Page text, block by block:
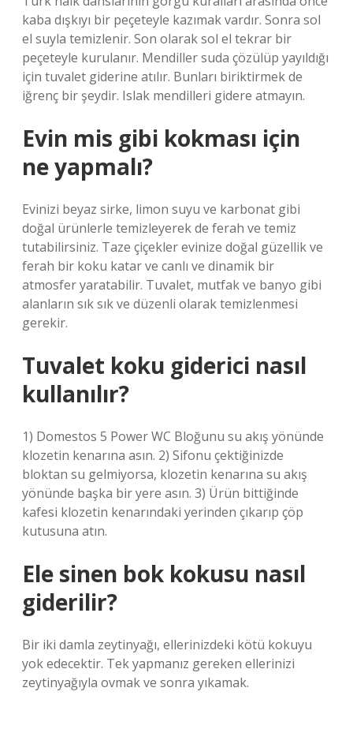
kaba dışkıyı bir peçeteyle kazımak vardır. Sonra sol
el suyla temizlenir. Son olarak sol el tekrar bir
peçeteyle kurulanır. Mendiller suda çözülüp yayıldığı
için tuvalet giderine atılır. Bunları biriktirmek de
iğrenç bir şeydir. Islak mendilleri gidere atmayın.
Evin mis gibi kokması için
ne yapmalı?
Evinizi beyaz sirke, limon suyu ve karbonat gibi
doğal ürünlerle temizleyerek de ferah ve temiz
tutabilirsiniz. Taze çiçekler evinize doğal güzellik ve
ferah bir koku katar ve canlı ve dinamik bir
atmosfer yaratabilir. Tuvalet, mutfak ve banyo gibi
alanların sık sık ve düzenli olarak temizlenmesi
gerekir.
Tuvalet koku giderici nasıl
kullanılır?
1) Domestos 5 Power WC Bloğunu su akış yönünde
klozetin kenarına asın. 2) Sifonu çektiğinizde
bloktan su gelmiyorsa, klozetin kenarına su akış
yönünde başka bir yere asın. 3) Ürün bittiğinde
kafesi klozetin kenarındaki yerinden çıkarıp çöp
kutusuna atın.
Ele sinen bok kokusu nasıl
giderilir?
Bir iki damla zeytinyağı, ellerinizdeki kötü kokuyu
yok edecektir. Tek yapmanız gereken ellerinizi
zeytinyağıyla ovmak ve sonra yıkamak.